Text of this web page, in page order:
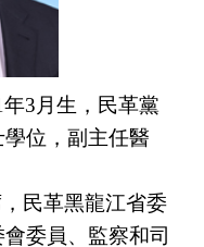
3月生，民革黨
位，副主任醫
民革黑龍江省委
委員、監察和司